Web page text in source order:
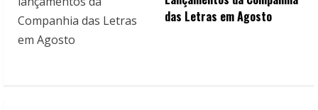
das Letras em Agosto